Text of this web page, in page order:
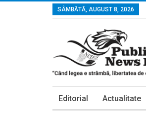
SÂMBĂTĂ, AUGUST 8, 2026
Editorial Actualitate